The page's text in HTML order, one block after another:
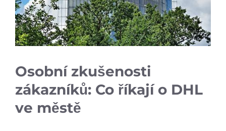
Osobní zkušenosti
zákazníků: Co říkají o DHL
ve městě